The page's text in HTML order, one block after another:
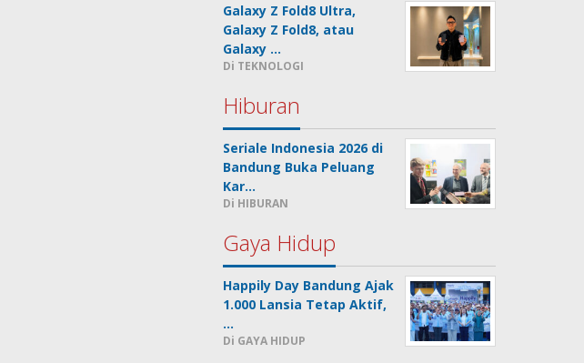
Galaxy Z Fold8 Ultra,
Galaxy Z Fold8, atau
Galaxy …
Di TEKNOLOGI
Hiburan
Seriale Indonesia 2026 di
Bandung Buka Peluang
Kar…
Di HIBURAN
Gaya Hidup
Happily Day Bandung Ajak
1.000 Lansia Tetap Aktif,
…
Di GAYA HIDUP